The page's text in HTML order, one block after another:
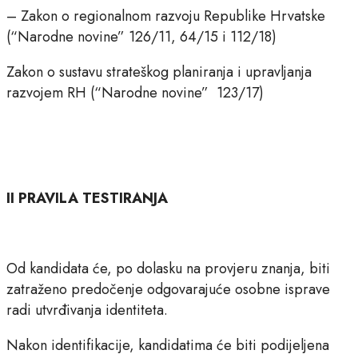
– Zakon o regionalnom razvoju Republike Hrvatske
(“Narodne novine” 126/11, 64/15 i 112/18)
Zakon o sustavu strateškog planiranja i upravljanja
razvojem RH (“Narodne novine” 123/17)
II PRAVILA TESTIRANJA
Od kandidata će, po dolasku na provjeru znanja, biti
zatraženo predočenje odgovarajuće osobne isprave
radi utvrđivanja identiteta.
Nakon identifikacije, kandidatima će biti podijeljena